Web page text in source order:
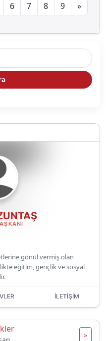
6 7 8 9 »
gönül vermiş olan
eğitim, gençlik ve sosyal
İLETİŞİM
»